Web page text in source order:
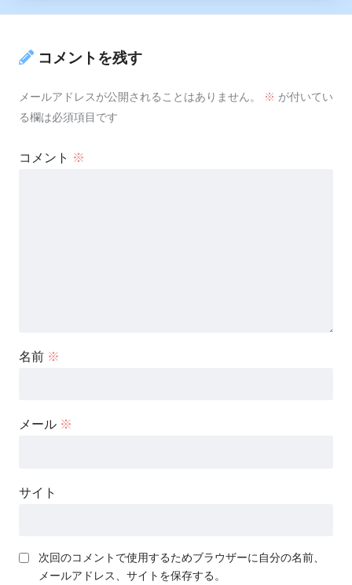
コメントを残す
メールアドレスが公開されることはありません。 ※ が付いてい
る欄は必須項目です
コメント ※
名前 ※
メール ※
サイト
次回のコメントで使用するためブラウザーに自分の名前、
メールアドレス、サイトを保存する。